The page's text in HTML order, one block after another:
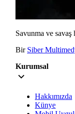
Savunma ve savaş
Bir Siber
Kurumsal
Hakkımızda
Künye